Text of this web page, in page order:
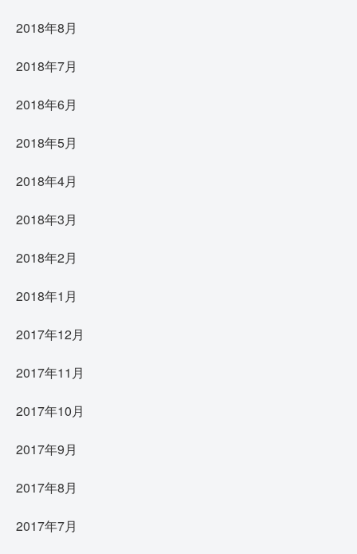
2018年8月
2018年7月
2018年6月
2018年5月
2018年4月
2018年3月
2018年2月
2018年1月
2017年12月
2017年11月
2017年10月
2017年9月
2017年8月
2017年7月